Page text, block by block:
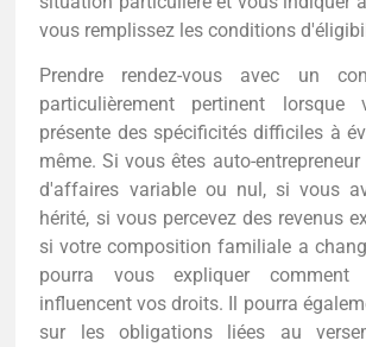
vous remplissez les conditions
Prendre rendez-vous avec un
particulièrement pertinent lorsque
présente des spécificités difficiles à
même. Si vous êtes auto-
d'affaires variable ou nul, si vous
hérité, si vous percevez des revenus
si votre composition familiale a
pourra vous expliquer comment
influencent vos droits. Il pourra
sur les obligations liées au